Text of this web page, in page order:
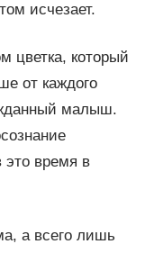
исчезает.
цветка, который
от каждого
малыш.
это время в
а всего лишь